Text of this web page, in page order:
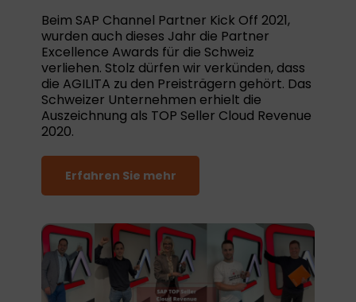
Beim SAP Channel Partner Kick Off 2021,
wurden auch dieses Jahr die Partner
Excellence Awards für die Schweiz
verliehen. Stolz dürfen wir verkünden, dass
die AGILITA zu den Preisträgern gehört. Das
Schweizer Unternehmen erhielt die
Auszeichnung als TOP Seller Cloud Revenue
2020.
Erfahren Sie mehr